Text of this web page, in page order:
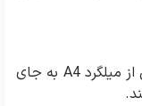
به همین دلایل، بسیاری از پروژه‌های مدرن از میلگرد A4 به جای